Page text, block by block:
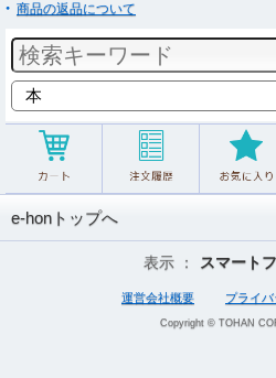
商品の返品について
e-honトップへ
表示 ： スマート
運営会社概要 プライ
Copyright © TOHAN